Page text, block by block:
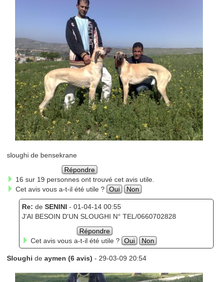
sloughi de bensekrane
Répondre
16 sur 19 personnes ont trouvé cet avis utile.
Cet avis vous a-t-il été utile ? Oui Non
Re: de SENINI - 01-04-14 00:55
J'AI BESOIN D'UN SLOUGHI N° TEL/0660702828
Répondre
Cet avis vous a-t-il été utile ? Oui Non
Sloughi de aymen (6 avis) - 29-03-09 20:54